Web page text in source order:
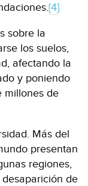
[4]
sobre la
los suelos,
afectando la
y poniendo
millones de
Más del
presentan
regiones,
desaparición de